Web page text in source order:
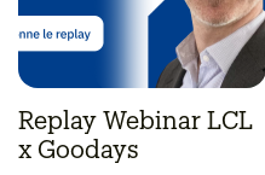
Replay Webinar LCL
x Goodays